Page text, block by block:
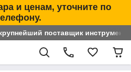
и ценам, уточните по
поставщик